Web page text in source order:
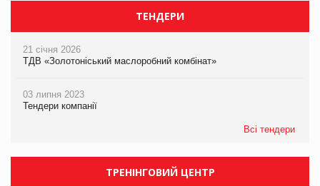
ТЕНДЕРИ
21 січня 2026
ТДВ «Золотоніський маслоробний комбінат»
03 липня 2023
Тендери компанії
Всі тендери
ТРЕНІНГОВИЙ ЦЕНТР